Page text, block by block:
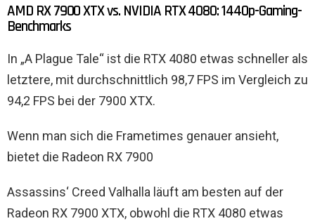
AMD RX 7900 XTX vs. NVIDIA RTX 4080: 1440p-Gaming-
Benchmarks
In „A Plague Tale“ ist die RTX 4080 etwas schneller als
letztere, mit durchschnittlich 98,7 FPS im Vergleich zu
94,2 FPS bei der 7900 XTX.
Wenn man sich die Frametimes genauer ansieht,
bietet die Radeon RX 7900
Assassins‘ Creed Valhalla läuft am besten auf der
Radeon RX 7900 XTX, obwohl die RTX 4080 etwas